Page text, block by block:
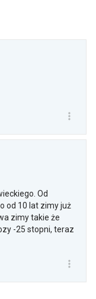
Od
od 10 lat zimy już
zimy takie że
-25 stopni, teraz